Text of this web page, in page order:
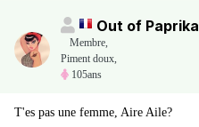
Out of Paprika
Membre,
Piment doux,
105ans
T'es pas une femme, Aire Aile?